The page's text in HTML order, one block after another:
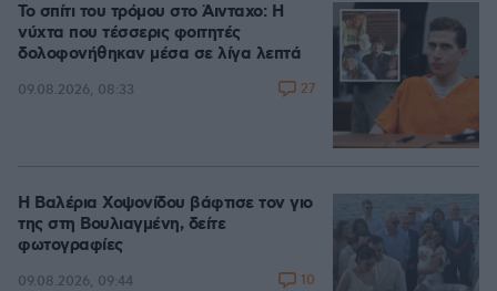
Το σπίτι του τρόμου στο Άινταχο: Η
νύχτα που τέσσερις φοιτητές
δολοφονήθηκαν μέσα σε λίγα λεπτά
09.08.2026, 08:33 27
Η Βαλέρια Χοψονίδου βάφτισε τον γιο
της στη Βουλιαγμένη, δείτε
φωτογραφίες
09.08.2026, 09:44 10